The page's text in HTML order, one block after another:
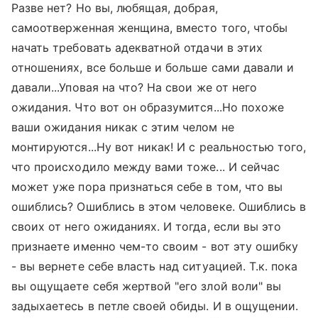
Разве нет? Но вы, любящая, добрая,
самоотверженная женщина, вместо того, чтобы
начать требовать адекватной отдачи в этих
отношениях, все больше и больше сами давали и
давали...Уповая на что? На свои же от него
ожидания. Что вот он образумится...Но похоже
ваши ожидания никак с этим челом не
монтируются...Ну вот никак! И с реальностью того,
что происходило между вами тоже... И сейчас
может уже пора признаться себе в том, что вы
ошиблись? Ошиблись в этом человеке. Ошиблись в
своих от него ожиданиях. И тогда, если вы это
признаете именно чем-то своим - вот эту ошибку
- вы вернете себе власть над ситуацией. Т.к. пока
вы ощущаете себя жертвой "его злой воли" вы
задыхаетесь в петле своей обиды. И в ощущении.